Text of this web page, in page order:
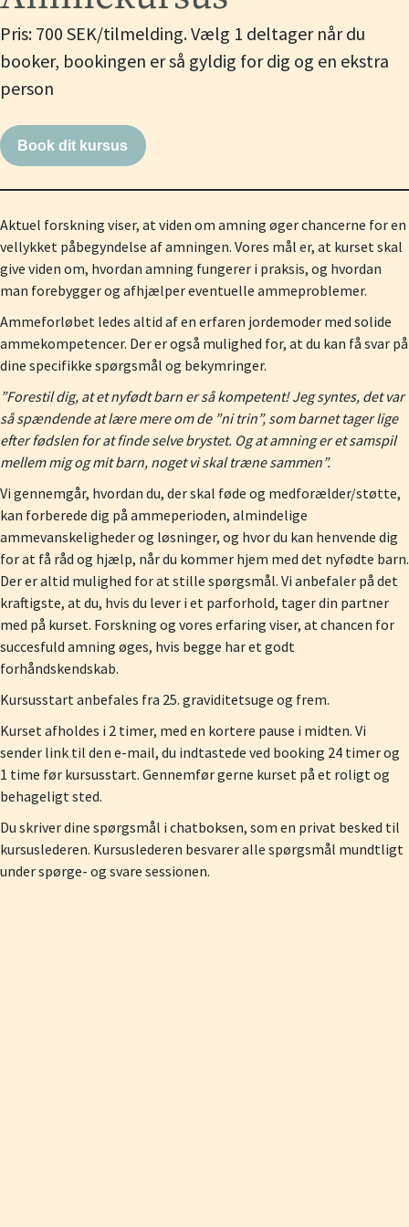
Pris: 700 SEK/tilmelding. Vælg 1 deltager når du
booker, bookingen er så gyldig for dig og en ekstra
person
Book dit kursus
Aktuel forskning viser, at viden om amning øger chancerne for en
vellykket påbegyndelse af amningen. Vores mål er, at kurset skal
give viden om, hvordan amning fungerer i praksis, og hvordan
man forebygger og afhjælper eventuelle ammeproblemer.
Ammeforløbet ledes altid af en erfaren jordemoder med solide
ammekompetencer. Der er også mulighed for, at du kan få svar på
dine specifikke spørgsmål og bekymringer.
”Forestil dig, at et nyfødt barn er så kompetent! Jeg syntes, det var
så spændende at lære mere om de ”ni trin”, som barnet tager lige
efter fødslen for at finde selve brystet. Og at amning er et samspil
mellem mig og mit barn, noget vi skal træne sammen”.
Vi gennemgår, hvordan du, der skal føde og medforælder/støtte,
kan forberede dig på ammeperioden, almindelige
ammevanskeligheder og løsninger, og hvor du kan henvende dig
for at få råd og hjælp, når du kommer hjem med det nyfødte barn.
Der er altid mulighed for at stille spørgsmål. Vi anbefaler på det
kraftigste, at du, hvis du lever i et parforhold, tager din partner
med på kurset. Forskning og vores erfaring viser, at chancen for
succesfuld amning øges, hvis begge har et godt
forhåndskendskab.
Kursusstart anbefales fra 25. graviditetsuge og frem.
Kurset afholdes i 2 timer, med en kortere pause i midten. Vi
sender link til den e-mail, du indtastede ved booking 24 timer og
1 time før kursusstart. Gennemfør gerne kurset på et roligt og
behageligt sted.
Du skriver dine spørgsmål i chatboksen, som en privat besked til
kursuslederen. Kursuslederen besvarer alle spørgsmål mundtligt
under spørge- og svare sessionen.